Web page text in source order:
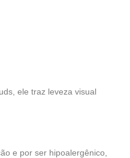
ele traz leveza visual
e por ser hipoalergênico,